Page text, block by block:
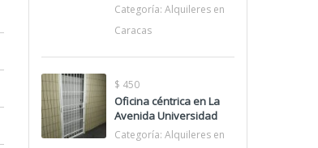
Categoría: Alquileres en
Caracas
$ 450
Oficina céntrica en La
Avenida Universidad
Categoría: Alquileres en